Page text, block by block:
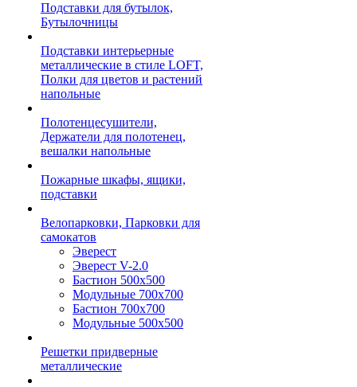
Подставки для бутылок,
Бутылочницы
Подставки интерьерные
металлические в стиле LOFT,
Полки для цветов и растений
напольные
Полотенцесушители,
Держатели для полотенец,
вешалки напольные
Пожарные шкафы, ящики,
подставки
Велопарковки, Парковки для
самокатов
Эверест
Эверест V-2.0
Бастион 500х500
Модульные 700х700
Бастион 700х700
Модульные 500х500
Решетки придверные
металлические